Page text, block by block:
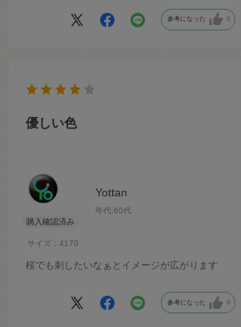
参考になった 0
Yottan
年代:60代
サイズ：4170
優しい色
桜でも刺したいなぁとイメージが広がります
参考になった 0